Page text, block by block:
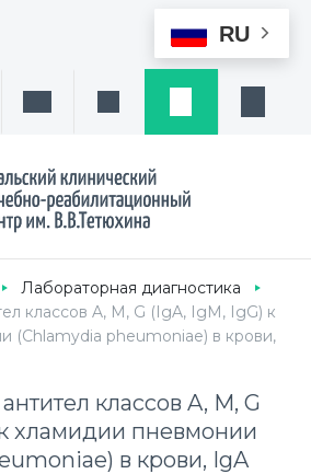
RU
услуги, направления или врача
Написать намЗаказ звонка
Лабораторная диагностика
классов A, M, G (IgA, IgM, IgG) к
(Chlamydia pheumoniae) в крови,
классов A, M, G
хламидии пневмонии
в крови, IgA